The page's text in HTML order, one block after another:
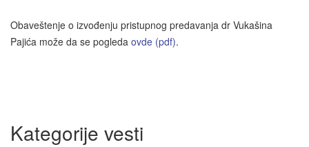
Obaveštenje o izvođenju pristupnog predavanja dr Vukašina
Pajića može da se pogleda ovde (pdf).
Kategorije vesti